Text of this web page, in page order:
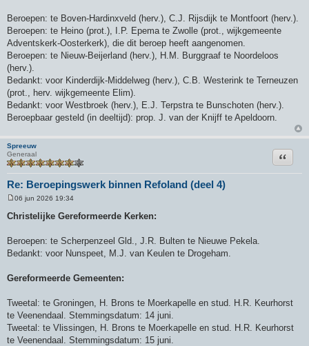
Beroepen: te Boven-Hardinxveld (herv.), C.J. Rijsdijk te Montfoort (herv.).
Beroepen: te Heino (prot.), I.P. Epema te Zwolle (prot., wijkgemeente
Adventskerk-Oosterkerk), die dit beroep heeft aangenomen.
Beroepen: te Nieuw-Beijerland (herv.), H.M. Burggraaf te Noordeloos
(herv.).
Bedankt: voor Kinderdijk-Middelweg (herv.), C.B. Westerink te Terneuzen
(prot., herv. wijkgemeente Elim).
Bedankt: voor Westbroek (herv.), E.J. Terpstra te Bunschoten (herv.).
Beroepbaar gesteld (in deeltijd): prop. J. van der Knijff te Apeldoorn.
Spreeuw
Generaal
Re: Beroepingswerk binnen Refoland (deel 4)
Citeer
e
r
h
t
06 jun 2026 19:34
Christelijke Gereformeerde Kerken:
Beroepen: te Scherpenzeel Gld., J.R. Bulten te Nieuwe Pekela.
Bedankt: voor Nunspeet, M.J. van Keulen te Drogeham.
Gereformeerde Gemeenten:
Tweetal: te Groningen, H. Brons te Moerkapelle en stud. H.R. Keurhorst
te Veenendaal. Stemmingsdatum: 14 juni.
Tweetal: te Vlissingen, H. Brons te Moerkapelle en stud. H.R. Keurhorst
te Veenendaal. Stemmingsdatum: 15 juni.